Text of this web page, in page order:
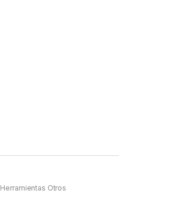
Herramientas Otros